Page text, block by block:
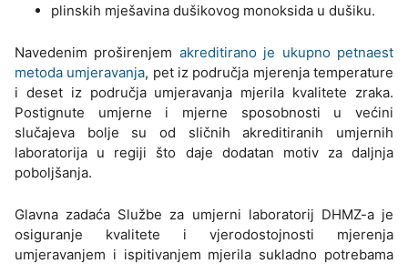
plinskih mješavina dušikovog monoksida u dušiku.
Navedenim proširenjem akreditirano je ukupno petnaest
metoda umjeravanja, pet iz područja mjerenja temperature
i deset iz područja umjeravanja mjerila kvalitete zraka.
Postignute umjerne i mjerne sposobnosti u većini
slučajeva bolje su od sličnih akreditiranih umjernih
laboratorija u regiji što daje dodatan motiv za daljnja
poboljšanja.
Glavna zadaća Službe za umjerni laboratorij DHMZ-a je
osiguranje kvalitete i vjerodostojnosti mjerenja
umjeravanjem i ispitivanjem mjerila sukladno potrebama